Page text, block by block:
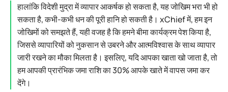
हालांकि विदेशी मुद्रा में व्यापार आकर्षक हो सकता है, यह जोखिम भरा भी हो
सकता है, कभी-कभी धन की पूरी हानि हो सकती है। xChief में, हम इन
जोखिमों को समझते हैं, यही वजह है कि हमने बीमा कार्यक्रम पेश किया है,
जिससे व्यापारियों को नुकसान से उबरने और आत्मविश्वास के साथ व्यापार
जारी रखने का मौका मिलता है। इसलिए, यदि आपका खाता खो जाता है, तो
हम आपकी प्रारंभिक जमा राशि का 30% आपके खाते में वापस जमा कर
देंगे।